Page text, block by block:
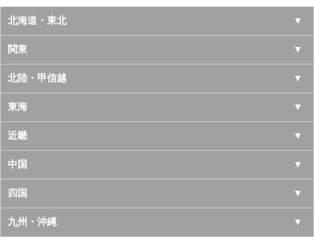
北海道・東北
北海道
青森県
岩手県
宮城県
秋田県
山形県
福島県
関東
東京都
神奈川県
千葉県
埼玉県
茨城県
栃木県
北陸・甲信越
山梨県
長野県
新潟県
富山県
石川県
東海
愛知県
岐阜県
三重県
静岡県
近畿
大阪府
京都府
兵庫県
中国
鳥取県
島根県
四国
徳島県
九州・沖縄